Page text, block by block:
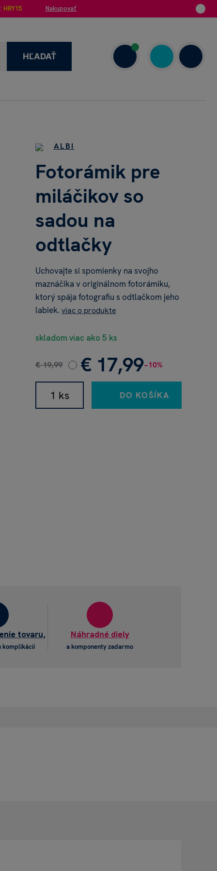
HRY15 Nakupovať
HĽADAŤ
ALBI
Fotorámik pre
miláčikov so
sadou na
odtlačky
Uchovajte si spomienky na svojho
maznáčika v originálnom fotorámiku,
ktorý spája fotografiu s odtlačkom jeho
labiek. viac o produkte
skladom viac ako 5 ks
€ 19,99 € 17,99−10%
DO KOŠÍKA
tovaru,
komplikácií
Náhradné diely
a komponenty zadarmo